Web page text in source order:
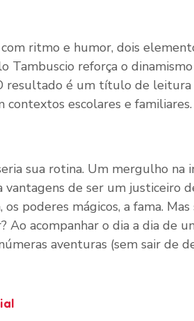
ritmo e humor, dois
Tambuscio reforça o
resultado é um título de
escolares e familiares.
sua rotina. Um mergulho na
vantagens de ser um justiceiro
poderes mágicos, a fama.
acompanhar o dia a dia de
aventuras (sem sair de